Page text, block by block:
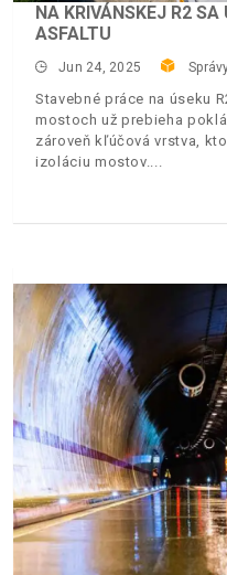
NA KRIVÁNSKEJ R2
ASFALTU
Jun 24, 2025
Stavebné práce na úseku
mostoch už prebieha
zároveň kľúčová vrstva,
izoláciu mostov.